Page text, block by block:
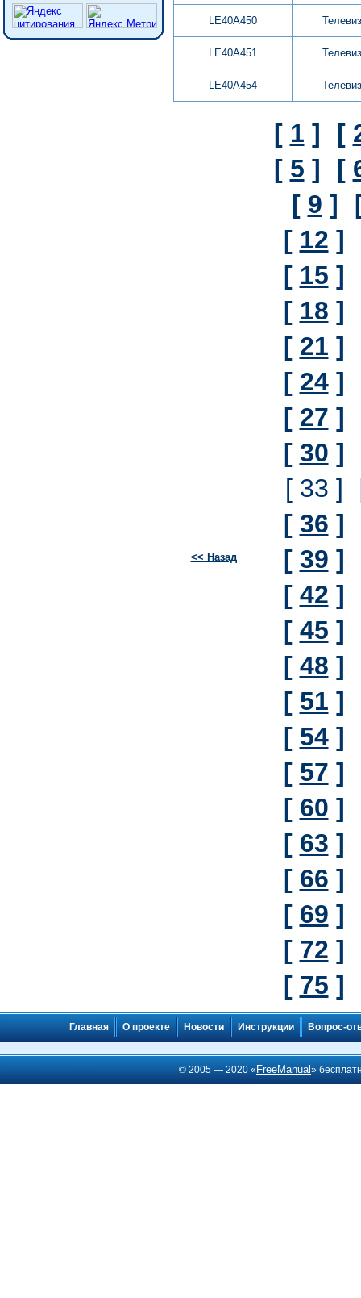
LE40A450
LE40A451
LE40A454
<< Назад
[ 1 ] [
[ 5 ] [
[ 9 ]
[ 12 ]
[ 15 ]
[ 18 ]
[ 21 ]
[ 24]
[ 27 ]
[ 30 ]
[ 33 ]
[ 36 ]
[ 39 ]
[ 42 ]
[ 45 ]
[ 48 ]
[ 51 ]
[ 54]
[ 57 ]
[ 60 ]
[ 63 ]
[ 66 ]
[ 69 ]
[ 72 ]
[ 75 ]
Главная О проекте Новости Инструкции Вопрос-
© 2005 — 2020 « FreeManual»